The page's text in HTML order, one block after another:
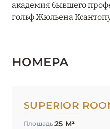
академия бывшего
гольф Жюльена
НОМЕРА
SUPERIOR
Площадь:25 М²